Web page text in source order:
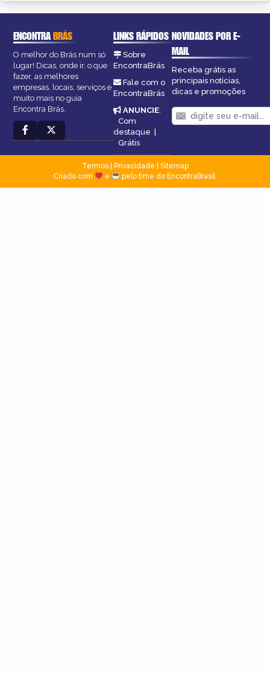
ENCONTRABRÁS
O melhor do Brás num só
lugar! Dicas, onde ir, o que
fazer, as melhores
empresas, locais, serviços e
muito mais no guia
Encontra Brás.
LINKS RÁPIDOS
Sobre
EncontraBrás
Fale com o
EncontraBrás
ANUNCIE:
Com
destaque
Grátis
NOVIDADES POR E-
MAIL
Receba grátis as
principais notícias,
dicas e promoções
Termos| Privacidade
Sitemap
Criado com
e pelo time do EncontraBrasil